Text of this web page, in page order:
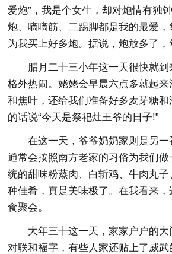
爱炮”，我是个女生，却对炮情有独
炮、嘀嘀筋、二踢脚都是我的最爱
为我买上好多炮。据说，炮放多了，
腊月二十三小年这一天很快就
格外热闹。姥姥会早晨六点多就起
和焦叶，还给我们准备好多麦芽糖
的话说“今天是祭祀灶王爷的日子!”
在这一天，爷爷奶奶家则是另
通常会按照南方老家的习俗为我们
统的甜味粉蒸肉、白斩鸡、牛肉丸
种佳肴，真是美味极了。在我看来
食聚会。
大年三十这一天，家家户户的
对联和福字，有些人家还贴上了威